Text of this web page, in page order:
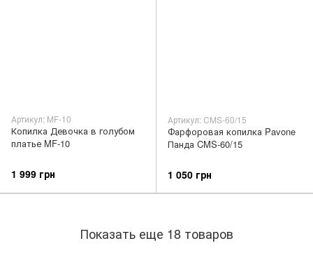
Артикул: MF-10
Копилка Девочка в голубом
платье MF-10
1 999 грн
Артикул: CMS-60/15
Фарфоровая копилка Pavone
Панда CMS-60/15
1 050 грн
Показать еще 18 товаров